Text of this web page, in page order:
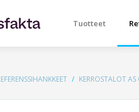
Tuotteet
KERROSTALOT